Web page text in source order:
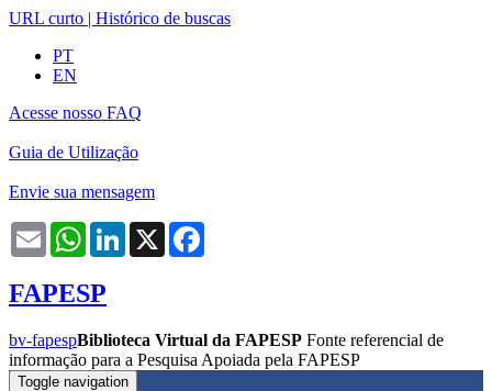
URL curto | Histórico de buscas
PT
EN
Acesse nosso FAQ
Guia de Utilização
Envie sua mensagem
Email WhatsAppLinkedIn
X
FAPESP
bv-fapespBiblioteca Virtual da FAPESP Fonte referencial de
informação para a Pesquisa Apoiada pela FAPESP
Toggle navigation